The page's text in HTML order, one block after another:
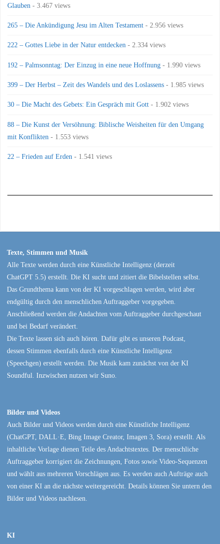
Glauben - 3.467 views
265 – Die Ankündigung Jesu im Alten Testament - 2.956 views
222 – Gottes Liebe in der Natur entdecken - 2.334 views
192 – Palmsonntag: Der Einzug in eine neue Hoffnung - 1.990 views
399 – Der Herbst – Zeit des Wandels und des Loslassens - 1.985 views
30 – Die Macht des Gebets: Ein Gespräch mit Gott - 1.902 views
88 – Die Kunst der Versöhnung: Biblische Weisheiten für den Umgang
mit Konflikten - 1.553 views
22 – Frieden auf Erden - 1.541 views
Texte, Stimmen und Musik
Alle Texte werden durch eine Künstliche Intelligenz (derzeit
ChatGPT 5.5) erstellt. Die KI sucht und zitiert die Bibelstellen selbst.
Das Grundthema kann von der KI vorgeschlagen werden, wird aber
endgültig durch den menschlichen Auftraggeber vorgegeben.
Anschließend werden die Andachten vom Auftraggeber durchgeschaut
und bei Bedarf verändert.
Die Texte lassen sich auch hören. Dafür gibt es unseren Podcast,
dessen Stimmen ebenfalls durch eine Künstliche Intelligenz
(Speechgen) erstellt werden. Die Musik kam zunächst von der KI
Soundful. Inzwischen nutzen wir Suno.
Bilder und Videos
Auch Bilder und Videos werden durch eine Künstliche Intelligenz
(ChatGPT, DALL·E, Bing Image Creator, Imagen 3, Sora) erstellt. Als
inhaltliche Vorlage dienen Teile des Andachtstextes. Der menschliche
Auftraggeber korrigiert die Zeichnungen, Fotos sowie Video-Sequenzen
und wählt aus mehreren Vorschlägen aus. Es werden auch Aufträge auch
von einer KI an die nächste weitergereicht. Details können Sie untern den
Bilder und Videos nachlesen.
KI